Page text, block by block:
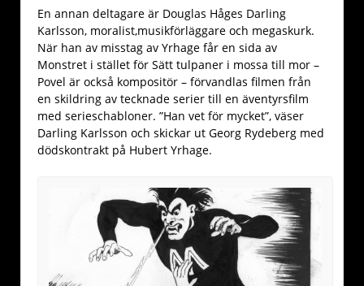
En annan deltagare är Douglas Håges Darling
Karlsson, moralist,musikförläggare och megaskurk.
När han av misstag av Yrhage får en sida av
Monstret i stället för Sätt tulpaner i mossa till mor –
Povel är också kompositör – förvandlas filmen från
en skildring av tecknade serier till en äventyrsfilm
med serieschabloner. ”Han vet för mycket”, väser
Darling Karlsson och skickar ut Georg Rydeberg med
dödskontrakt på Hubert Yrhage.